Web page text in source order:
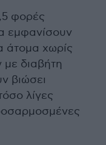
φορές
εμφανίσουν
άτομα χωρίς
διαβήτη
βιώσει
λίγες